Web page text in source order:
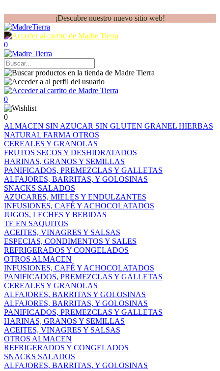
¡Descubre nuestro nuevo sitio web!
0
0
0
ALMACEN SIN AZUCAR SIN GLUTEN GRANEL HIERBAS
NATURAL FARMA OTROS
CEREALES Y GRANOLAS
FRUTOS SECOS Y DESHIDRATADOS
HARINAS, GRANOS Y SEMILLAS
PANIFICADOS, PREMEZCLAS Y GALLETAS
ALFAJORES, BARRITAS, Y GOLOSINAS
SNACKS SALADOS
AZUCARES, MIELES Y ENDULZANTES
INFUSIONES, CAFÉ Y ACHOCOLATADOS
JUGOS, LECHES Y BEBIDAS
TE EN SAQUITOS
ACEITES, VINAGRES Y SALSAS
ESPECIAS, CONDIMENTOS Y SALES
REFRIGERADOS Y CONGELADOS
OTROS ALMACEN
INFUSIONES, CAFÉ Y ACHOCOLATADOS
PANIFICADOS, PREMEZCLAS Y GALLETAS
CEREALES Y GRANOLAS
ALFAJORES, BARRITAS Y GOLOSINAS
ALFAJORES, BARRITAS, Y GOLOSINAS
PANIFICADOS, PREMEZCLAS Y GALLETAS
HARINAS, GRANOS Y SEMILLAS
ACEITES, VINAGRES Y SALSAS
OTROS ALMACEN
REFRIGERADOS Y CONGELADOS
SNACKS SALADOS
ALFAJORES, BARRITAS, Y GOLOSINAS